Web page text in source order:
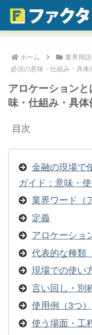
ホーム 業界用語
必須の意味・仕組み・具
アロケーション
味・仕組み・具
目次
金融の現場で
ガイド：意味・
業界ワード（
定義
アロケーショ
代表的な種類
現場での使い
言い回し・別
使用例（3つ）
使う場面・工